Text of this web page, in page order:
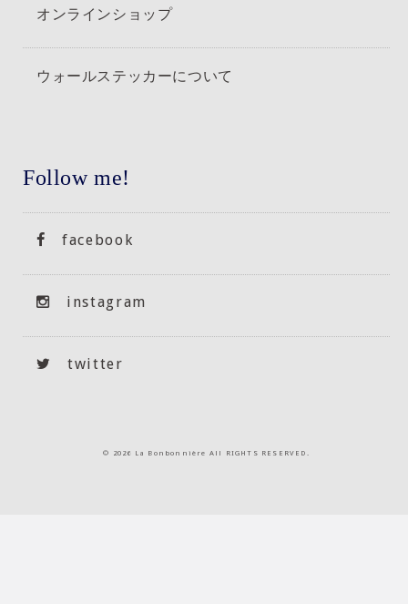
オンラインショップ
ウォールステッカーについて
Follow me!
facebook
instagram
twitter
© 2026 La Bonbonnière All RIGHTS RESERVED.